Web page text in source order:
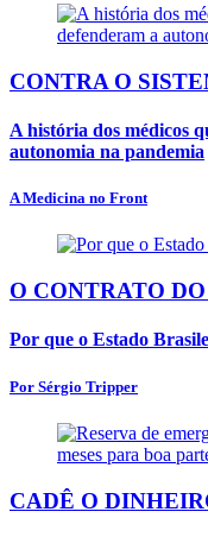
CONTRA O
A história dos médicos
autonomia na pandemia
A Medicina no Front
O CONTRATO
Por que o Estado
Por Sérgio Tripper
CADÊ O